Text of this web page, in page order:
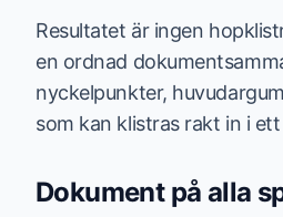
Resultatet är ingen
en ordnad
nyckelpunkter,
som kan klistras rakt in i
Dokument på alla